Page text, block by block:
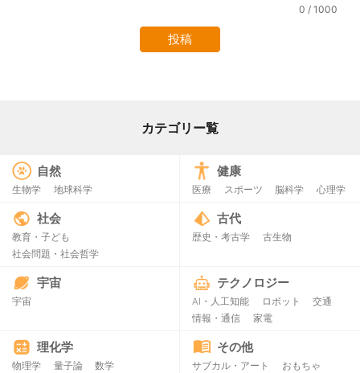
0 / 1000
カテゴリー覧
自然
生物学 地球科学
健康
医療 スポーツ 脳科学 心理学
社会
教育・子ども
社会問題・社会哲学
古代
歴史・考古学 古生物
宇宙
宇宙
テクノロジー
AI・人工知能 ロボット
交通
情報・通信
家電
理化学
物理学 量子論 数学
その他
サブカル・アート
おもちゃ